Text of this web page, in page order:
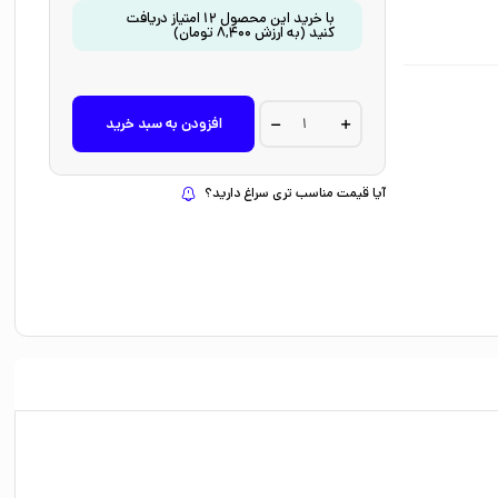
با خرید این محصول 12 امتیاز دریافت
کنید(به ارزش 8,400 تومان)
کتاب
اثر
دیه
اطراف
افزودن به سبد خرید
آیا قیمت مناسب تری سراغ دارید؟